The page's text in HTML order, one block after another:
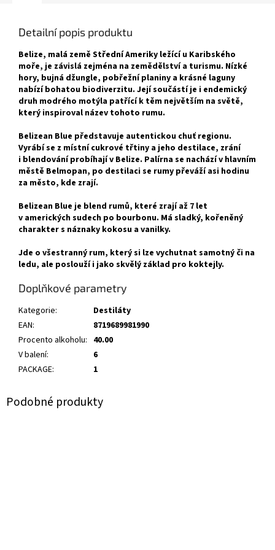
Detailní popis produktu
Belize, malá země Střední Ameriky ležící u Karibského
moře, je závislá zejména na zemědělství a turismu. Nízké
hory, bujná džungle, pobřežní planiny a krásné laguny
nabízí bohatou biodiverzitu. Její součástí je i endemický
druh modrého motýla patřící k těm největším na světě,
který inspiroval název tohoto rumu.
Belizean Blue představuje autentickou chuť regionu.
Vyrábí se z místní cukrové třtiny a jeho destilace, zrání
i blendování probíhají v Belize. Palírna se nachází v hlavním
městě Belmopan, po destilaci se rumy převáží asi hodinu
za město, kde zrají.
Belizean Blue je blend rumů, které zrají až 7 let
v amerických sudech po bourbonu. Má sladký, kořeněný
charakter s náznaky kokosu a vanilky.
Jde o všestranný rum, který si lze vychutnat samotný či na
ledu, ale poslouží i jako skvělý základ pro koktejly.
Doplňkové parametry
Kategorie:
Destiláty
EAN:
8719689981990
Procento alkoholu: 40.00
V balení:
6
PACKAGE: 1